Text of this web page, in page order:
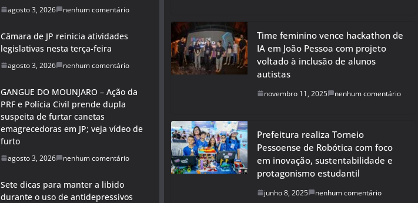
agosto 3, 2026 nenhum comentário
Câmara de JP reinicia atividades
legislativas nesta terça-feira
agosto 3, 2026 nenhum comentário
GANGUE DO MOUNJARO – Ação da
PRF e Polícia Civil prende dupla
suspeita de furtar canetas
emagrecedoras em JP; veja vídeo de
furto
agosto 3, 2026 nenhum comentário
Sete dicas para manter a libido
durante o uso de antidepressivos
Time feminino vence hackathon de
IA em João Pessoa com projeto
voltado à inclusão de alunos
autistas
novembro 11, 2025 nenhum comentário
Prefeitura realiza Torneio
Pessoense de Robótica com foco
em inovação, sustentabilidade e
protagonismo estudantil
junho 8, 2025 nenhum comentário